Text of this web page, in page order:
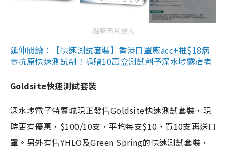
點擊圖片放大
延伸閱讀：【快速測試套裝】香港口罩廠acc+推$18病
毒抗原快速測試劑！捐贈10萬盒測試劑予深水埗露宿者
Goldsite快速測試套裝
深水埗電子特賣城現正發售Goldsite快速測試套裝，現
時更有優惠，$100/10支，平均每支$10，買10支再送口
罩。另外有售YHLO及Green Spring的快速測試套裝，